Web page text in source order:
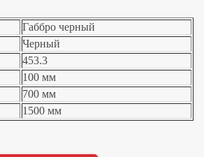
Габбро черный
Черный
453.3
100 мм
700 мм
1500 мм